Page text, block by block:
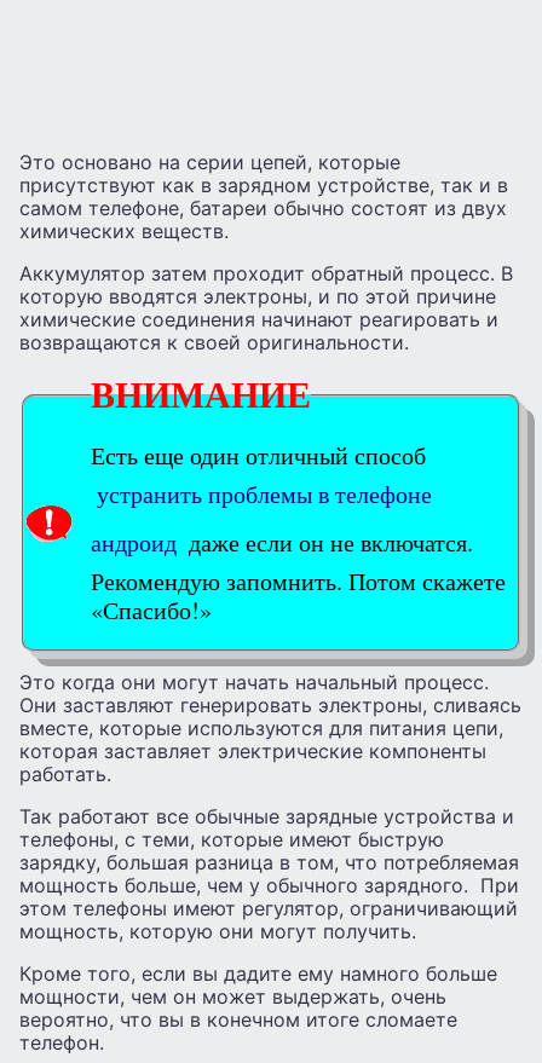
Это основано на серии цепей, которые
присутствуют как в зарядном устройстве, так и в
самом телефоне, батареи обычно состоят из двух
химических веществ.
Аккумулятор затем проходит обратный процесс. В
которую вводятся электроны, и по этой причине
химические соединения начинают реагировать и
возвращаются к своей оригинальности.
ВНИМАНИЕ
Есть еще один отличный способ
устранить проблемы в телефоне
андроид даже если он не включатся.
Рекомендую запомнить. Потом скажете
«Спасибо!»
Это когда они могут начать начальный процесс.
Они заставляют генерировать электроны, сливаясь
вместе, которые используются для питания цепи,
которая заставляет электрические компоненты
работать.
Так работают все обычные зарядные устройства и
телефоны, с теми, которые имеют быструю
зарядку, большая разница в том, что потребляемая
мощность больше, чем у обычного зарядного. При
этом телефоны имеют регулятор, ограничивающий
мощность, которую они могут получить.
Кроме того, если вы дадите ему намного больше
мощности, чем он может выдержать, очень
вероятно, что вы в конечном итоге сломаете
телефон.